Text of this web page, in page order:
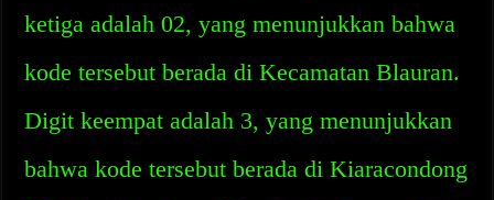
ketiga adalah 02, yang menunjukkan bahwa
kode tersebut berada di Kecamatan Blauran.
Digit keempat adalah 3, yang menunjukkan
bahwa kode tersebut berada di Kiaracondong